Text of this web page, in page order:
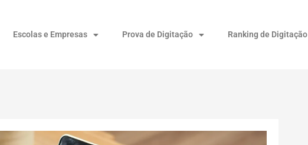
Escolas e Empresas Prova de Digitação Ranking de Digitação